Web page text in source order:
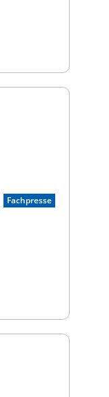
Fachpresse